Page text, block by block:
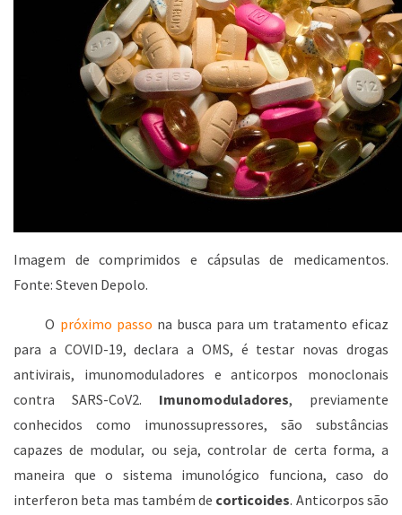
Imagem de comprimidos e cápsulas de medicamentos.
Fonte: Steven Depolo.
O próximo passo na busca para um tratamento eficaz
para a COVID-19, declara a OMS, é testar novas drogas
antivirais, imunomoduladores e anticorpos monoclonais
contra SARS-CoV2. Imunomoduladores, previamente
conhecidos como imunossupressores, são substâncias
capazes de modular, ou seja, controlar de certa forma, a
maneira que o sistema imunológico funciona, caso do
interferon beta mas também de corticoides. Anticorpos são